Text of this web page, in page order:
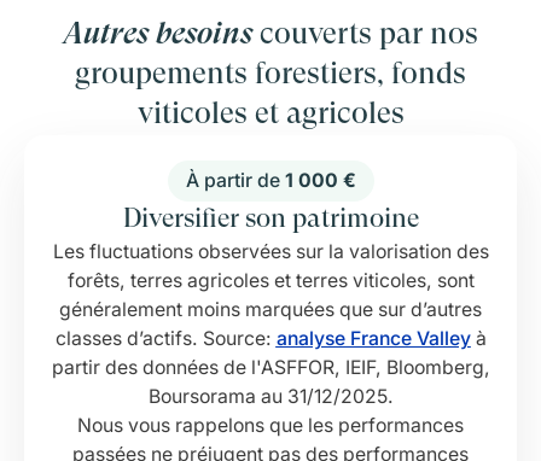
Autres besoinscouverts par nos
groupements forestiers, fonds
viticoles et agricoles
À partir de 1 000 €
Diversifier son patrimoine
Les fluctuations observées sur la valorisation des
forêts, terres agricoles et terres viticoles, sont
généralement moins marquées que sur d’autres
classes d’actifs. Source: analyse France Valleyà
partir des données de l'ASFFOR, IEIF, Bloomberg,
Boursorama au 31/12/2025.
Nous vous rappelons que les performances
passées ne préjugent pas des performances